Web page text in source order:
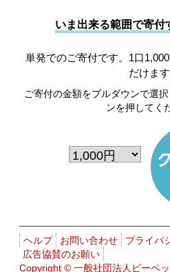
いま出来る範囲で寄付
単発でのご寄付です。1口
だけます
ご寄付の金額をプルダウンで選
ンを押してく
ヘルプ お問い合わせ
プライバ
広告協賛のお願い
Copyright ©一般社団法人ピーペ